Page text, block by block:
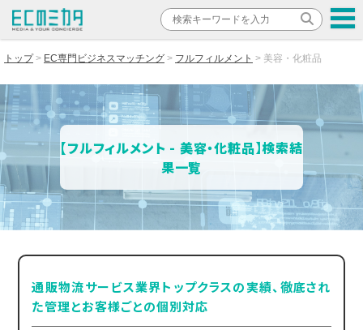
トップ EC専門ビジネスマッチング フルフィルメント 美容・化粧品
【フルフィルメント - 美容・化粧品】検索結
果一覧
通販物流サービス業界トップクラスの実績、徹底され
た管理とお客様ごとの個別対応